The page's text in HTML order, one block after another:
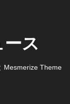
ス
Mesmerize Theme